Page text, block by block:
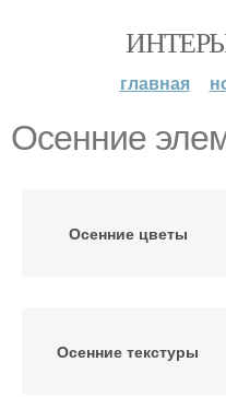
главная
Осенние
Осенние цветы
Осенние текстуры